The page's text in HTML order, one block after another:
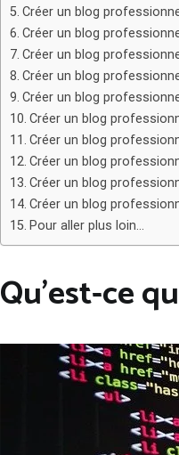
Créer un blog
Créer un blog
Créer un blog
Créer un blog
Créer un blog
Créer un blog
Créer un blog
Créer un blog
Créer un blog
Créer un blog
Pour aller plus loin…
Qu’est-ce